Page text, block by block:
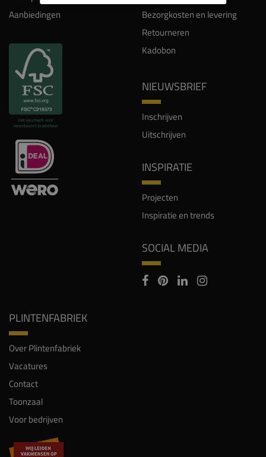
Aanbiedingen
Bezorgkosten en levering
Retourneren
Kadobon
NIEUWSBRIEF
Inschrijven
Uitschrijven
INSPIRATIE
Projecten
Inspiratie en trends
SOCIAL MEDIA
PLINTENFABRIEK
Over Plintenfabriek
Vacatures
Contact
Toonzaal
Voor bedrijven